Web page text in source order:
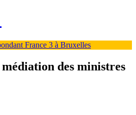
France 3 à Bruxelles
des ministres